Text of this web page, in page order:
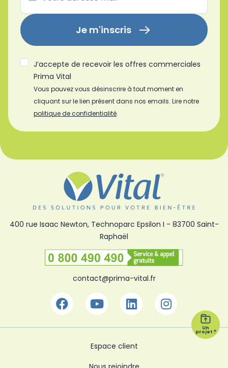
Un
projet ?
Je m'inscris
J’accepte de recevoir les offres commerciales
Prima Vital
Vous pouvez vous désinscrire à tout moment en
cliquant sur le lien présent dans nos emails. Lire notre
politique de confidentialité.
400 rue Isaac Newton, Technoparc Epsilon I - 83700 Saint-
Raphaël
contact@prima-vital.fr
Facebook
YoutubeLinkedin
Espace client